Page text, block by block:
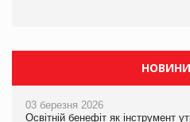
НОВИНИ
03 березня 2026
Освітній бенефіт як інструмент